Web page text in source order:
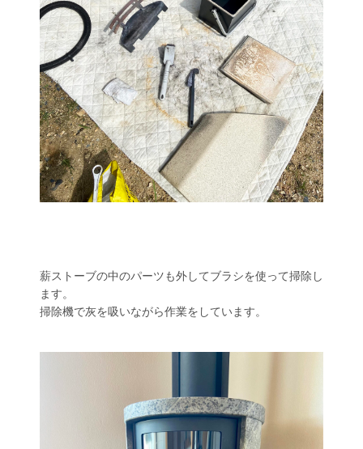
薪ストーブの中のパーツも外してブラシを使って掃除し
ます。
掃除機で灰を吸いながら作業をしています。